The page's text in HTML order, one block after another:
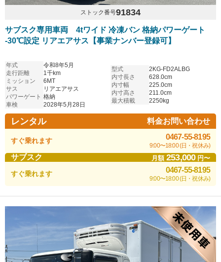
ストック番号91834
サブスク専用車両 4tワイド 冷凍バン 格納パワーゲート
-30℃設定 リアエアサス【事業ナンバー登録可】
年式
令和8年5月
走行距離
1千km
ミッション
6MT
サス
リアエアサス
パワーゲート 格納
車検
2028年5月28日
型式
2KG-FD2ALBG
内寸長さ
628.0cm
内寸幅
225.0cm
内寸高さ
211.0cm
最大積載
2250kg
レンタル 料金お問い合わせ
すぐ乗れます 0467-55-8195
9:00〜18:00 (日・祝休み)
サブスク 月額253,000円〜
すぐ乗れます 0467-55-8195
9:00〜18:00 (日・祝休み)